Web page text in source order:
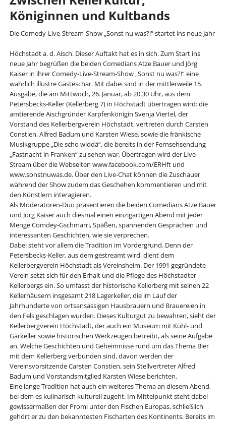
Königinnen und Kultbands
Die Comedy-Live-Stream-Show „Sonst nu was?!“ startet ins neue Jahr
Höchstadt a. d. Aisch. Dieser Auftakt hat es in sich. Zum Start ins
neue Jahr begrüßen die beiden Comedians Atze Bauer und Jörg
Kaiser in ihrer Comedy-Live-Stream-Show „Sonst nu was?!“ eine
wahrlich illustre Gästeschar. Mit dabei sind in der mittlerweile 15.
Ausgabe, die am Mittwoch, 26. Januar, ab 20.30 Uhr, aus dem
Petersbecks-Keller (Kellerberg 7) in Höchstadt übertragen wird: die
amtierende Aischgründer Karpfenkönigin Svenja Viertel, der
Vorstand des Kellerbergverein Höchstadt, vertreten durch Carsten
Constien, Alfred Badum und Karsten Wiese, sowie die fränkische
Musikgruppe „Die scho widdä“, die bereits in der Fernsehsendung
„Fastnacht in Franken“ zu sehen war. Übertragen wird der Live-
Stream über die Webseiten www.facebook.com/ERHft und
www.sonstnuwas.de. Über den Live-Chat können die Zuschauer
während der Show zudem das Geschehen kommentieren und mit
den Künstlern interagieren.
Als Moderatoren-Duo präsentieren die beiden Comedians Atze Bauer
und Jörg Kaiser auch diesmal einen einzigartigen Abend mit jeder
Menge Comdey-Gschmarri, Späßen, spannenden Gesprächen und
interessanten Geschichten, wie sie verprechen.
Dabei steht vor allem die Tradition im Vordergrund. Denn der
Petersbecks-Keller, aus dem gestreamt wird, dient dem
Kellerbergverein Höchstadt als Vereinsheim. Der 1991 gegründete
Verein setzt sich für den Erhalt und die Pflege des Höchstadter
Kellerbergs ein. So umfasst der historische Kellerberg mit seinen 22
Kellerhäusern insgesamt 218 Lagerkeller, die im Lauf der
Jahrhunderte von ortsansässigen Hausbrauern und Brauereien in
den Fels geschlagen wurden. Dieses Kulturgut zu bewahren, sieht der
Kellerbergverein Höchstadt, der auch ein Museum mit Kühl- und
Gärkeller sowie historischen Werkzeugen betreibt, als seine Aufgabe
an. Welche Geschichten und Geheimnisse rund um das Thema Bier
mit dem Kellerberg verbunden sind, davon werden der
Vereinsvorsitzende Carsten Constien, sein Stellvertreter Alfred
Badum und Vorstandsmitglied Karsten Wiese berichten.
Eine lange Tradition hat auch ein weiteres Thema an diesem Abend,
bei dem es kulinarisch kulturell zugeht. Im Mittelpunkt steht dabei
gewissermaßen der Promi unter den Fischen Europas, schließlich
gehört er zu den bekanntesten Fischarten des Kontinents. Bereits im